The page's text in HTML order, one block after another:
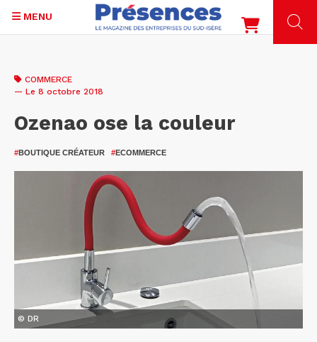
contenu
MENU
COMMERCE
— Le 8 octobre 2018
Ozenao ose la couleur
#BOUTIQUE CRÉATEUR #ECOMMERCE
© DR